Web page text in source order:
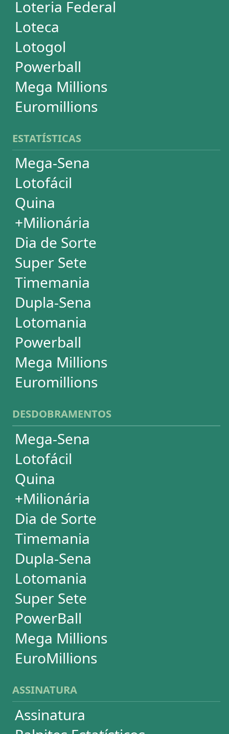
Super Sete
PowerBall
Mega Millions
EuroMillions
ASSINATURA
Palpites Estatísticos
Análises Estatísticas
Simulador de Apostas
Conferidor de Apostas
Desdobramentos Especiais
Impressão de Volantes
SUPORTE
Idioma
Dúvidas
Termos de Uso
Privacidade
Fale conosco